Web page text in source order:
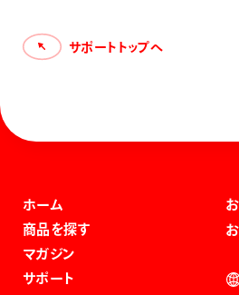
で、ご注意ください。 上記に該当する
ンデ
サポートトップへ
ホーム
商品を探す
マガジン
サポート